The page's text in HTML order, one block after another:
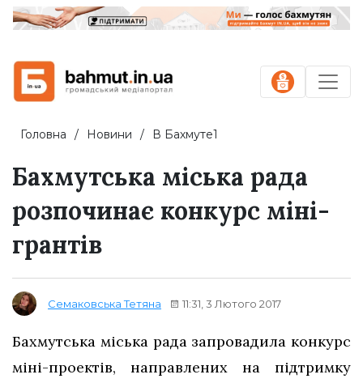
Головна Новини В Бахмуте1
Бахмутська міська рада
розпочинає конкурс міні-
грантів
Семаковська Тетяна 11:31, 3 Лютого 2017
Бахмутська міська рада запровадила конкурс
міні-проектів, направлених на підтримку